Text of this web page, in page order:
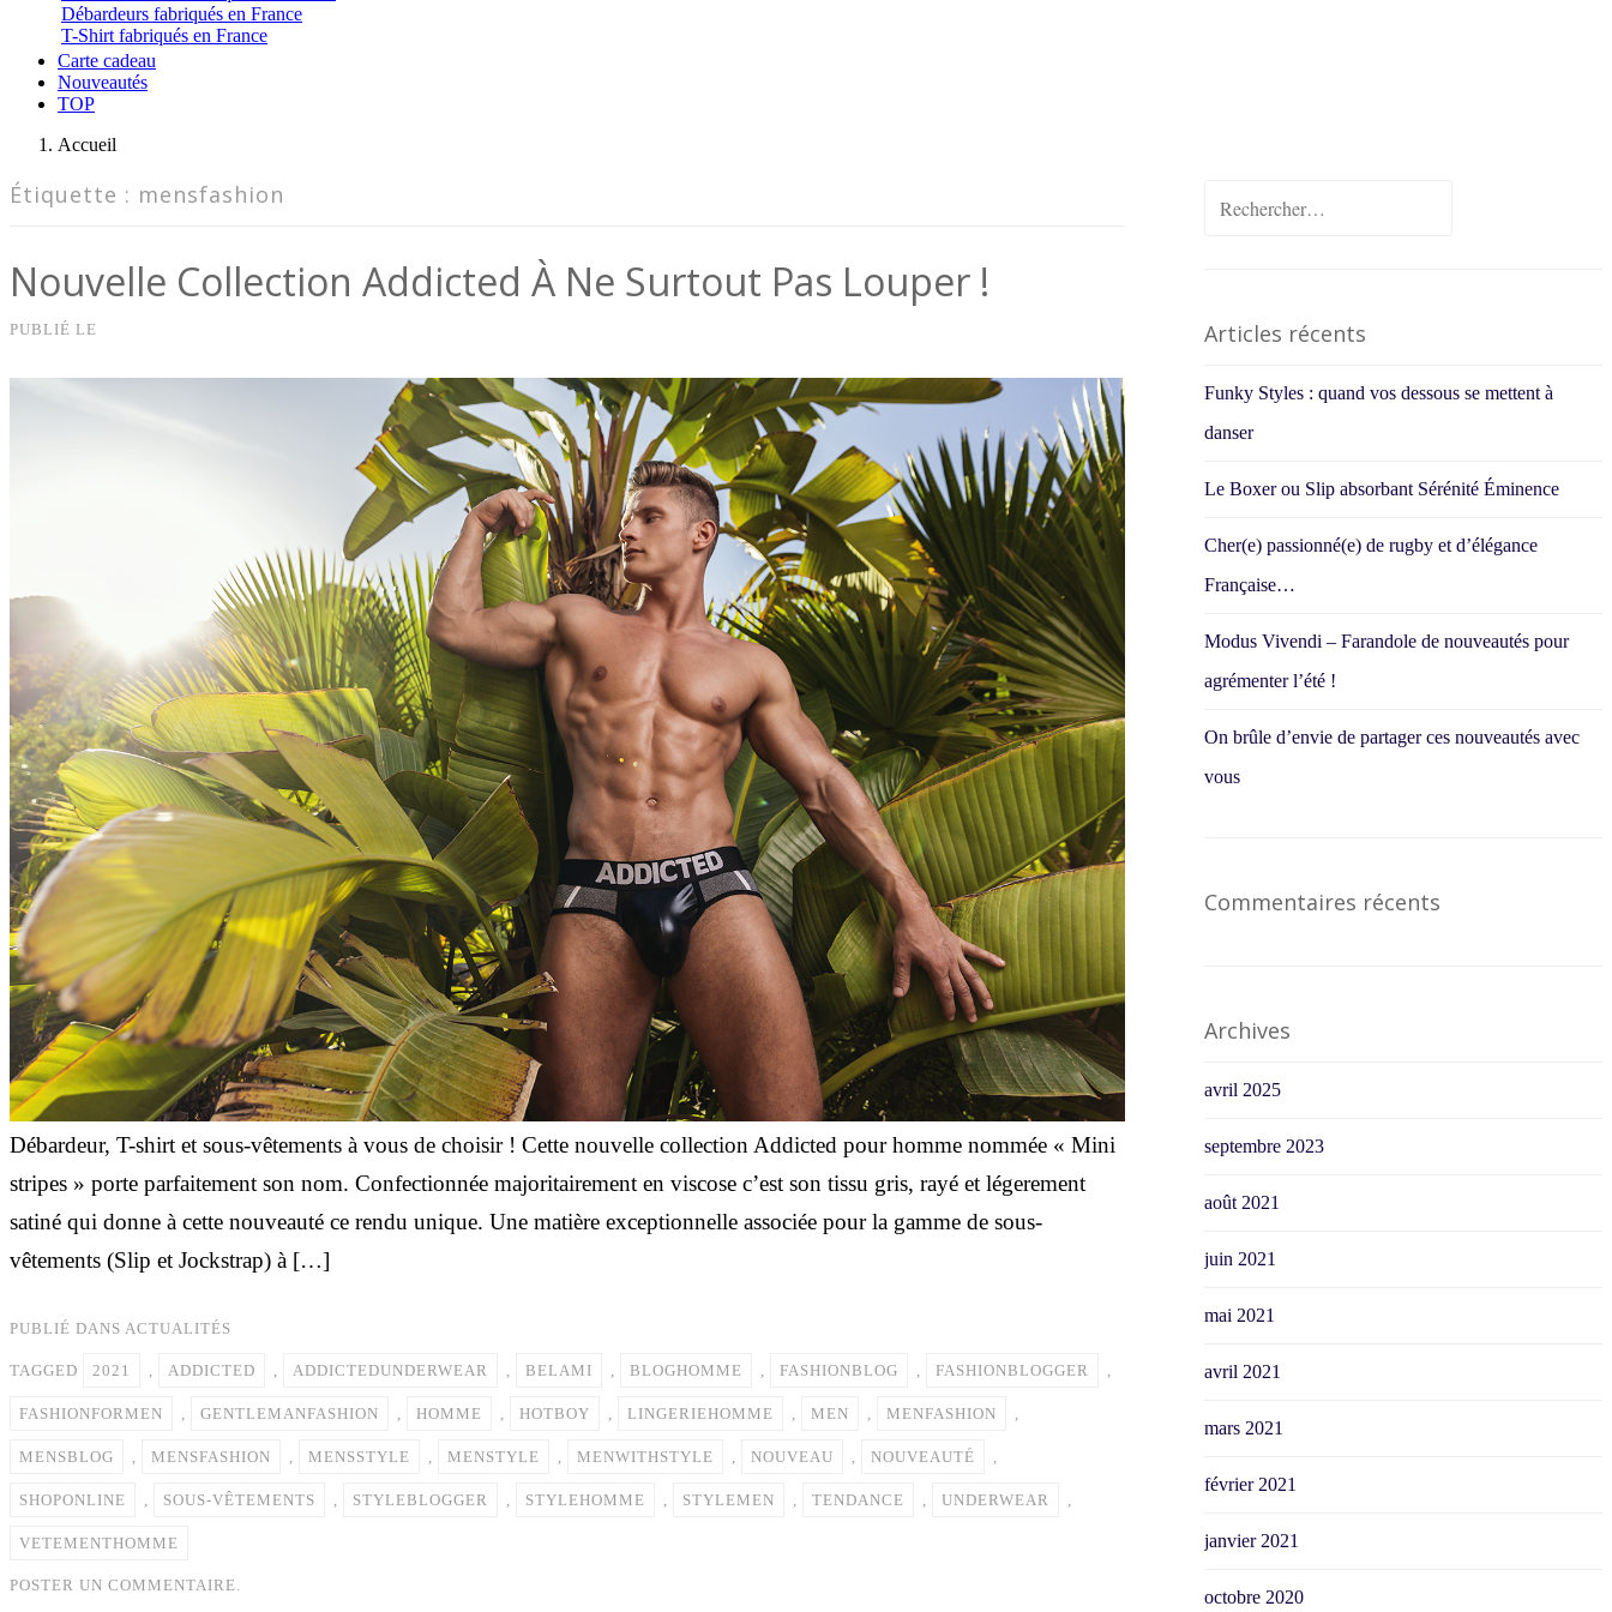
Débardeurs fabriqués en France
T-Shirt fabriqués en France
Carte cadeau
Nouveautés
TOP
Accueil
Étiquette : mensfashion
Nouvelle Collection Addicted À Ne Surtout Pas Louper !
PUBLIÉ LE
Débardeur, T-shirt et sous-vêtements à vous de choisir ! Cette nouvelle collection Addicted pour homme nommée « Mini
stripes » porte parfaitement son nom. Confectionnée majoritairement en viscose c’est son tissu gris, rayé et légerement
satiné qui donne à cette nouveauté ce rendu unique. Une matière exceptionnelle associée pour la gamme de sous-
vêtements (Slip et Jockstrap) à […]
PUBLIÉ DANS ACTUALITÉS
TAGGED 2021 ADDICTED ADDICTEDUNDERWEAR BELAMI BLOGHOMME FASHIONBLOG FASHIONBLOGGER
FASHIONFORMEN GENTLEMANFASHION HOMME HOTBOY LINGERIEHOMME MEN MENFASHION
MENSBLOG MENSFASHION MENSSTYLE MENSTYLE MENWITHSTYLE NOUVEAU NOUVEAUTÉ
SHOPONLINE SOUS-VÊTEMENTS STYLEBLOGGER STYLEHOMME STYLEMEN TENDANCE UNDERWEAR
VETEMENTHOMME
POSTER UN COMMENTAIRE.
Rechercher :
Articles récents
Funky Styles : quand vos dessous se mettent à
danser
Le Boxer ou Slip absorbant Sérénité Éminence
Cher(e) passionné(e) de rugby et d’élégance
Française…
Modus Vivendi – Farandole de nouveautés pour
agrémenter l’été !
On brûle d’envie de partager ces nouveautés avec
vous
Commentaires récents
Archives
avril 2025
septembre 2023
août 2021
juin 2021
mai 2021
avril 2021
mars 2021
février 2021
janvier 2021
octobre 2020